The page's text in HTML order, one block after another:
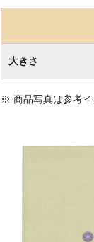
大きさ
※ 商品写真は参考イ